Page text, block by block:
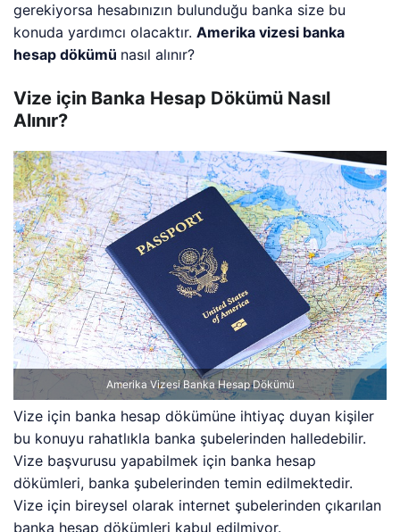
gerekiyorsa hesabınızın bulunduğu banka size bu
konuda yardımcı olacaktır.Amerika vizesi banka
hesap dökümü nasıl alınır?
Vize için Banka Hesap Dökümü Nasıl
Alınır?
Amerika Vizesi Banka Hesap Dökümü
Vize için banka hesap dökümüne ihtiyaç duyan kişiler
bu konuyu rahatlıkla banka şubelerinden halledebilir.
Vize başvurusu yapabilmek için banka hesap
dökümleri, banka şubelerinden temin edilmektedir.
Vize için bireysel olarak internet şubelerinden çıkarılan
banka hesap dökümleri kabul edilmiyor.